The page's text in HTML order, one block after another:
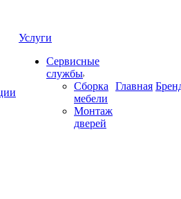
Услуги
Сервисные
службы
Сборка
мебели
Монтаж
дверей
Главная